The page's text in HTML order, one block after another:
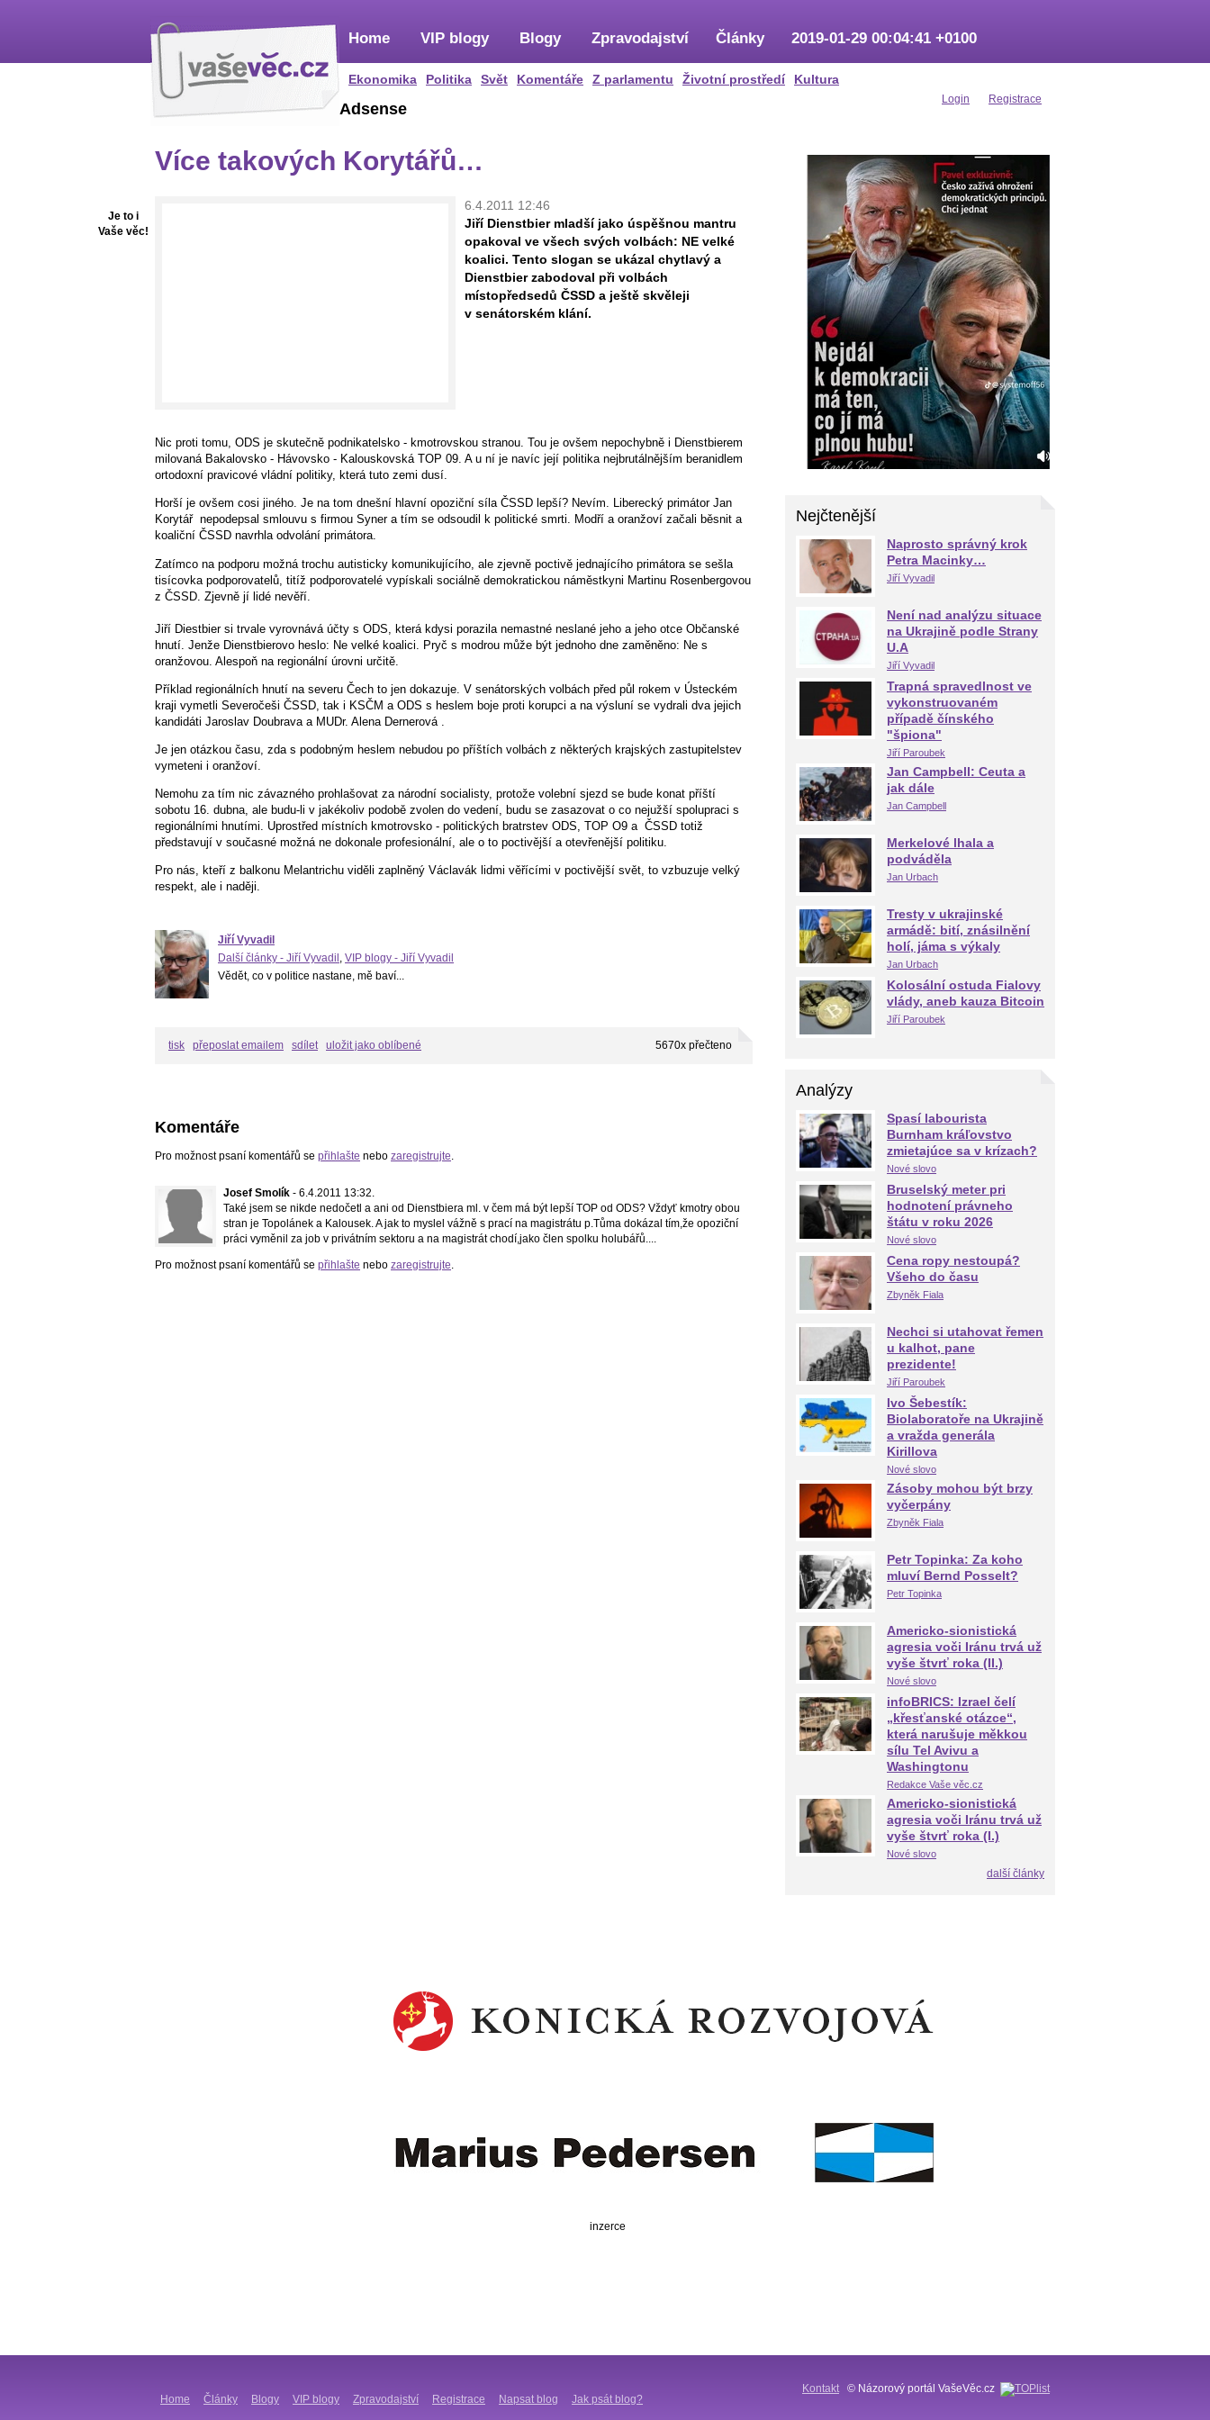
Home
Ekonomika Politika Svět Komentáře Z parlamentu Životní prostředí Kultura
VIP blogy Blogy Zpravodajství Články 2019-01-29 00:04:41 +0100
Login Registrace
Je to i
Vaše věc!
Adsense
Více takových Korytářů…
6.4.2011 12:46
Jiří Dienstbier mladší jako úspěšnou mantru
opakoval ve všech svých volbách: NE velké
koalici. Tento slogan se ukázal chytlavý a
Dienstbier zabodoval při volbách
místopředsedů ČSSD a ještě skvěleji
v senátorském klání.
Nic proti tomu, ODS je skutečně podnikatelsko - kmotrovskou stranou. Tou je ovšem nepochybně i Dienstbierem
milovaná Bakalovsko - Hávovsko - Kalouskovská TOP 09. A u ní je navíc její politika nejbrutálnějším beranidlem
ortodoxní pravicové vládní politiky, která tuto zemi dusí.
Horší je ovšem cosi jiného. Je na tom dnešní hlavní opoziční síla ČSSD lepší? Nevím. Liberecký primátor Jan
Korytář nepodepsal smlouvu s firmou Syner a tím se odsoudil k politické smrti. Modří a oranžoví začali běsnit a
koaliční ČSSD navrhla odvolání primátora.
Zatímco na podporu možná trochu autisticky komunikujícího, ale zjevně poctivě jednajícího primátora se sešla
tisícovka podporovatelů, titíž podporovatelé vypískali sociálně demokratickou náměstkyni Martinu Rosenbergovou
z ČSSD. Zjevně jí lidé nevěří.
Jiří Diestbier si trvale vyrovnává účty s ODS, která kdysi porazila nemastné neslané jeho a jeho otce Občanské
hnutí. Jenže Dienstbierovo heslo: Ne velké koalici. Pryč s modrou může být jednoho dne zaměněno: Ne s
oranžovou. Alespoň na regionální úrovni určitě.
Příklad regionálních hnutí na severu Čech to jen dokazuje. V senátorských volbách před půl rokem v Ústeckém
kraji vymetli Severočeši ČSSD, tak i KSČM a ODS s heslem boje proti korupci a na výsluní se vydrali dva jejich
kandidáti Jaroslav Doubrava a MUDr. Alena Dernerová .
Je jen otázkou času, zda s podobným heslem nebudou po příštích volbách z některých krajských zastupitelstev
vymeteni i oranžoví.
Nemohu za tím nic závazného prohlašovat za národní socialisty, protože volební sjezd se bude konat příští
sobotu 16. dubna, ale budu-li v jakékoliv podobě zvolen do vedení, budu se zasazovat o co nejužší spolupraci s
regionálními hnutími. Uprostřed místních kmotrovsko - politických bratrstev ODS, TOP O9 a ČSSD totiž
představují v současné možná ne dokonale profesionální, ale o to poctivější a otevřenější politiku.
Pro nás, kteří z balkonu Melantrichu viděli zaplněný Václavák lidmi věřícími v poctivější svět, to vzbuzuje velký
respekt, ale i naději.
Jiří Vyvadil
Další články - Jiří Vyvadil VIP blogy - Jiří Vyvadil
Vědět, co v politice nastane, mě baví...
tisk přeposlat emailem sdílet uložit jako oblíbené 5670x přečteno
Komentáře
Pro možnost psaní komentářů se přihlašte nebo zaregistrujte
Josef Smolík - 6.4.2011 13:32.
Také jsem se nikde nedočetl a ani od Dienstbiera ml. v čem má být lepší TOP od ODS? Vždyť kmotry obou
stran je Topolánek a Kalousek. A jak to myslel vážně s prací na magistrátu p.Tůma dokázal tím,že opoziční
práci vyměnil za job v privátním sektoru a na magistrát chodí,jako člen spolku holubářů....
Pro možnost psaní komentářů se přihlašte nebo zaregistrujte
Nejčtenější
Naprosto správný krok
Petra Macinky…
Jiří Vyvadil
Není nad analýzu situace
na Ukrajině podle Strany
U.A
Jiří Vyvadil
Trapná spravedlnost ve
vykonstruovaném
případě čínského
"špiona"
Jiří Paroubek
Jan Campbell: Ceuta a
jak dále
Jan Campbell
Merkelové lhala a
podváděla
Jan Urbach
Tresty v ukrajinské
armádě: bití, znásilnění
holí, jáma s výkaly
Jan Urbach
Kolosální ostuda Fialovy
vlády, aneb kauza Bitcoin
Jiří Paroubek
Analýzy
Spasí labourista
Burnham kráľovstvo
zmietajúce sa v krízach?
Nové slovo
Bruselský meter pri
hodnotení právneho
štátu v roku 2026
Nové slovo
Cena ropy nestoupá?
Všeho do času
Zbyněk Fiala
Nechci si utahovat řemen
u kalhot, pane
prezidente!
Jiří Paroubek
Ivo Šebestík:
Biolaboratoře na Ukrajině
a vražda generála
Kirillova
Nové slovo
Zásoby mohou být brzy
vyčerpány
Zbyněk Fiala
Petr Topinka: Za koho
mluví Bernd Posselt?
Petr Topinka
Americko-sionistická
agresia voči Iránu trvá už
vyše štvrť roka (II.)
Nové slovo
infoBRICS: Izrael čelí
„křesťanské otázce“,
která narušuje měkkou
sílu Tel Avivu a
Washingtonu
Redakce Vaše věc.cz
Americko-sionistická
agresia voči Iránu trvá už
vyše štvrť roka (I.)
Nové slovo
další články
inzerce
Home Články Blogy VIP blogy Zpravodajství Registrace Napsat blog Jak psát blog?
Kontakt © Názorový portál VašeVěc.cz